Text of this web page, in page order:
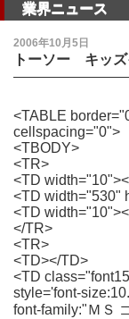
業界ニュース
2006年10月5日
トーソー キッ
<TABLE
cellspacing="0">
<TBODY>
<TR>
<TD
<TD width="530"
<TD
</TR>
<TR>
<TD></TD>
<TD
style='font-
font-family:"ＭＳ